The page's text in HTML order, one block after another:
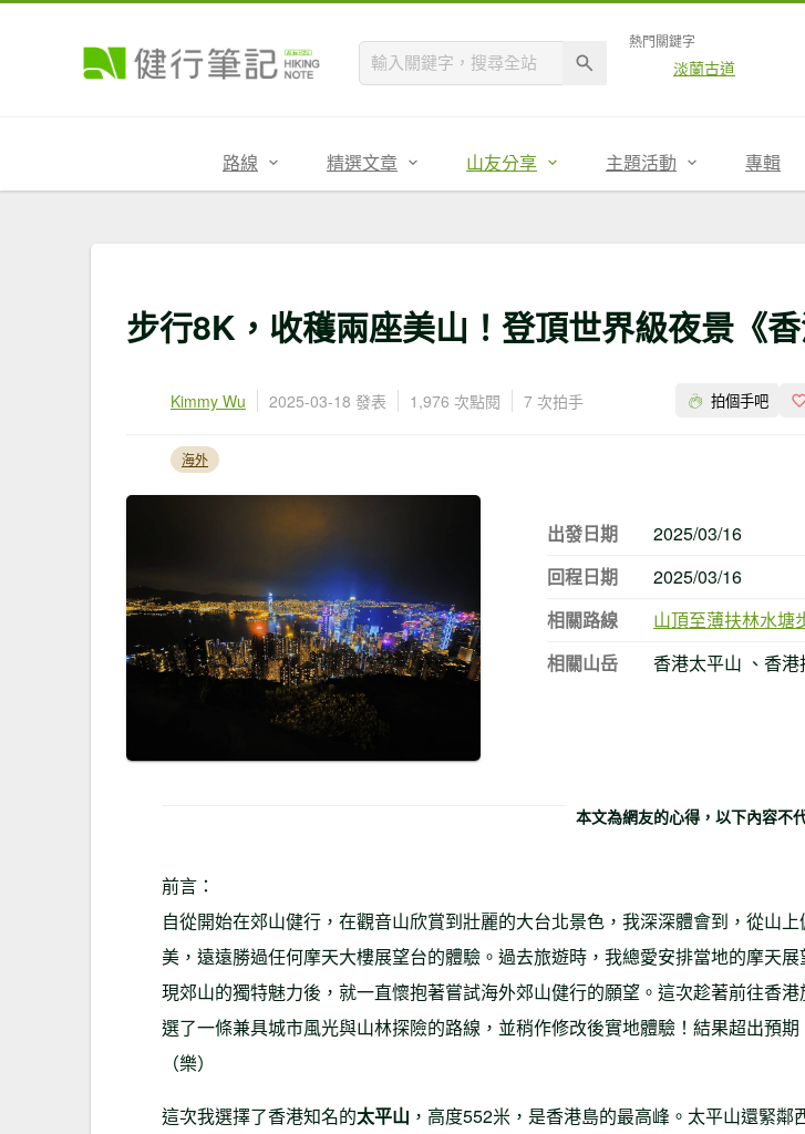
熱門關鍵字
淡蘭古道
路線 精選文章 山友分享 主題活動 專輯
步行8K，收穫兩座美山！登頂世界級夜景《香
Kimmy Wu 2025-03-18 發表 1,976 次點閱 7 次拍手 拍個手吧
海外
出發日期
2025/03/16
回程日期
2025/03/16
相關路線
山頂至薄扶林水塘
相關山岳
香港太平山 、香
本文為網友的心得，以下內容不
前言：
自從開始在郊山健行，在觀音山欣賞到壯麗的大台北景色，我深深體會到，從山
美，遠遠勝過任何摩天大樓展望台的體驗。過去旅遊時，我總愛安排當地的摩天
現郊山的獨特魅力後，就一直懷抱著嘗試海外郊山健行的願望。這次趁著前往香
選了一條兼具城市風光與山林探險的路線，並稍作修改後實地體驗！結果超出預期
（樂）
這次我選擇了香港知名的太平山 ，高度552米，是香港島的最高峰。太平山還緊鄰